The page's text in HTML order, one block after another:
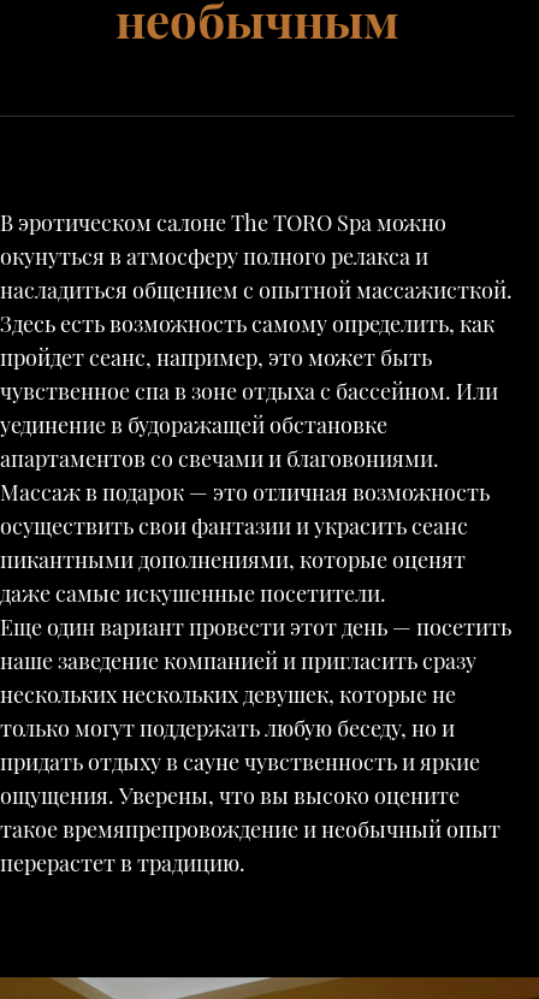
необычным
В эротическом салоне The TORO Spa можно
окунуться в атмосферу полного релакса и
насладиться общением с опытной массажисткой.
Здесь есть возможность самому определить, как
пройдет сеанс, например, это может быть
чувственное спа в зоне отдыха с бассейном. Или
уединение в будоражащей обстановке
апартаментов со свечами и благовониями.
Массаж в подарок — это отличная возможность
осуществить свои фантазии и украсить сеанс
пикантными дополнениями, которые оценят
даже самые искушенные посетители.
Еще один вариант провести этот день — посетить
наше заведение компанией и пригласить сразу
нескольких нескольких девушек, которые не
только могут поддержать любую беседу, но и
придать отдыху в сауне чувственность и яркие
ощущения. Уверены, что вы высоко оцените
такое времяпрепровождение и необычный опыт
перерастет в традицию.